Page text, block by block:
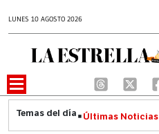
LUNES 10 AGOSTO 2026
Últimas Noticias